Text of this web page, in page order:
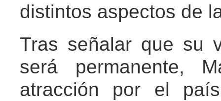
distintos aspectos de
Tras señalar que su
será permanente,
atracción por el